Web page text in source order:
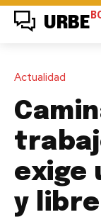
URBE
Actualidad
exige
y